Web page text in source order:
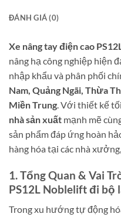
ĐÁNH GIÁ (0)
Xe nâng tay điện cao
nâng hạ công nghiệp hiện
nhập khẩu và phân phối
Nam, Quảng Ngãi, Thừa
Miền Trung. Với thiết kế
nhà sản xuất mạnh mẽ
sản phẩm đáp ứng hoàn
hàng hóa tại các nhà
1. Tổng Quan & Vai
PS12L Noblelift đi bộ
Trong xu hướng tự động